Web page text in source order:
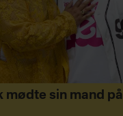
mødte sin mand på